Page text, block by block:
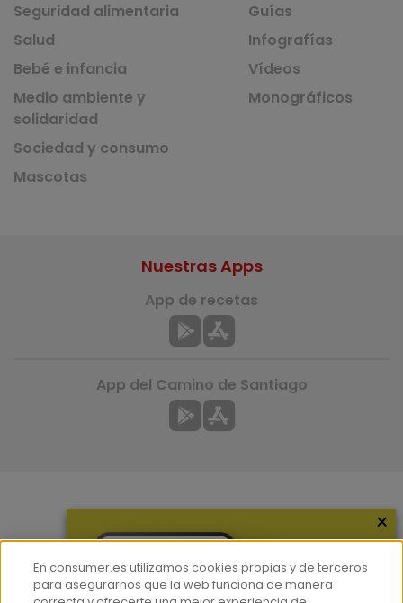
Seguridad alimentaria
Salud
Bebé e infancia
Medio ambiente y
solidaridad
Sociedad y consumo
Mascotas
Guías
Infografías
Vídeos
Monográficos
Hemeroteca
Nuestras Apps
App de recetas
App del Camino de Santiago
×
En consumer.es utilizamos cookies propias y de terceros
para asegurarnos que la web funciona de manera